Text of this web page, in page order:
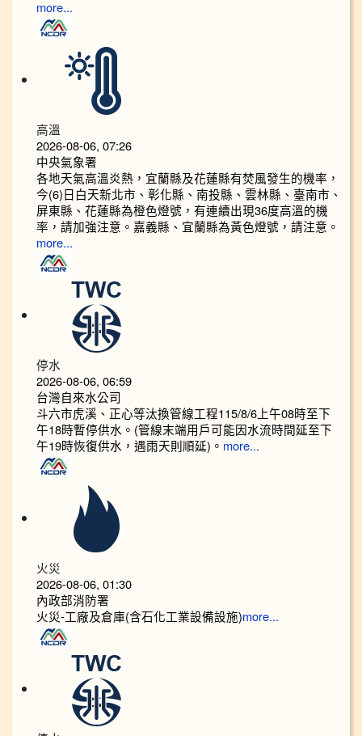
more...
高溫
2026-08-06, 07:26
中央氣象署
各地天氣高溫炎熱，宜蘭縣及花蓮縣有焚風發生的機率，
今(6)日白天新北市、彰化縣、南投縣、雲林縣、臺南市、
屏東縣、花蓮縣為橙色燈號，有連續出現36度高溫的機
率，請加強注意。嘉義縣、宜蘭縣為黃色燈號，請注意。
more...
停水
2026-08-06, 06:59
台灣自來水公司
斗六市虎溪、正心等汰換管線工程115/8/6上午08時至下
午18時暫停供水。(管線末端用戶可能因水流時間延至下
午19時恢復供水，遇雨天則順延)。 more...
火災
2026-08-06, 01:30
內政部消防署
火災-工廠及倉庫(含石化工業設備設施)more...